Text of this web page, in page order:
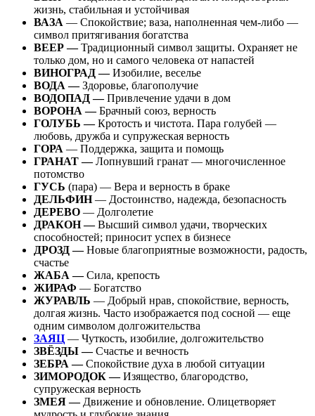
жизнь, стабильная и устойчивая
ВАЗА — Спокойствие; ваза, наполненная чем-либо —
символ притягивания богатства
ВЕЕР —Традиционный символ защиты. Охраняет не
только дом, но и самого человека от напастей
ВИНОГРАД —Изобилие, веселье
ВОДА —Здоровье, благополучие
ВОДОПАД —Привлечение удачи в дом
ВОРОНА —Брачный союз, верность
ГОЛУБЬ —Кротость и чистота. Пара голубей —
любовь, дружба и супружеская верность
ГОРА — Поддержка, защита и помощь
ГРАНАТ —Лопнувший гранат — многочисленное
потомство
ГУСЬ (пара) — Вера и верность в браке
ДЕЛЬФИН— Достоинство, надежда, безопасность
ДЕРЕВО — Долголетие
ДРАКОН —Высший символ удачи, творческих
способностей; приносит успех в бизнесе
ДРОЗД —Новые благоприятные возможности, радость,
счастье
ЖАБА —Сила, крепость
ЖИРАФ — Богатство
ЖУРАВЛЬ — Добрый нрав, спокойствие, верность,
долгая жизнь. Часто изображается под сосной — еще
одним символом долгожительства
ЗАЯЦ — Чуткость, изобилие, долгожительство
ЗВЁЗДЫ —Счастье и вечность
ЗЕБРА —Спокойствие духа в любой ситуации
ЗИМОРОДОК —Изящество, благородство,
супружеская верность
ЗМЕЯ — Движение и обновление. Олицетворяет